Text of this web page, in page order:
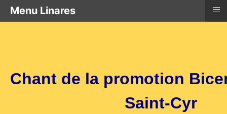
Menu Linares ≡
Chant de la promotion
Saint-Cyr